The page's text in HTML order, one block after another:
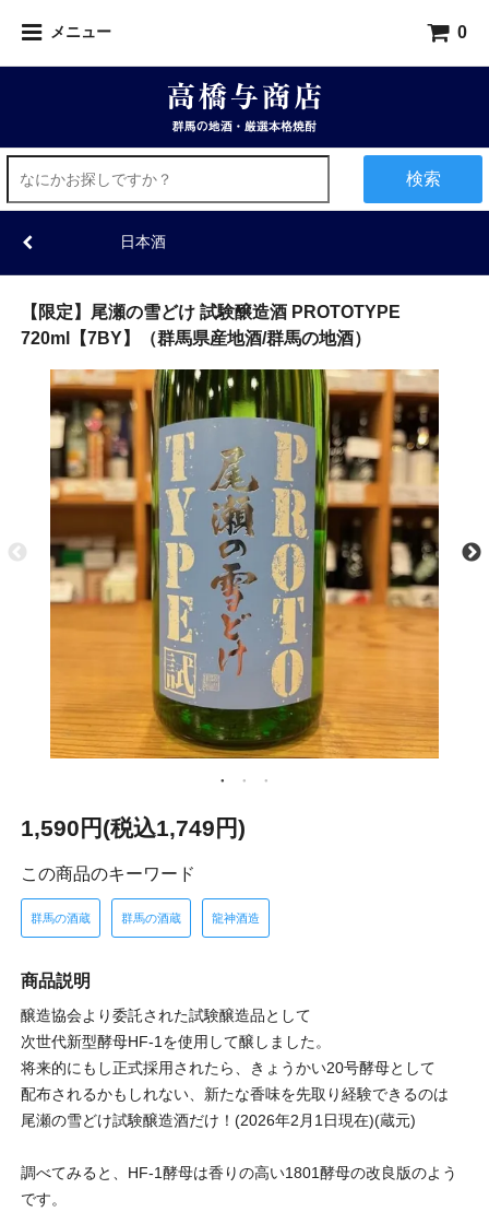
メニュー 0
検索
日本酒
【限定】尾瀬の雪どけ 試験醸造酒 PROTOTYPE
720ml【7BY】（群馬県産地酒/群馬の地酒）
1,590円(税込1,749円)
この商品のキーワード
群馬の酒蔵 群馬の酒蔵 龍神酒造
商品説明
醸造協会より委託された試験醸造品として
次世代新型酵母HF-1を使用して醸しました。
将来的にもし正式採用されたら、きょうかい20号酵母として
配布されるかもしれない、新たな香味を先取り経験できるのは
尾瀬の雪どけ試験醸造酒だけ！(2026年2月1日現在)(蔵元)
調べてみると、HF-1酵母は香りの高い1801酵母の改良版のよう
です。